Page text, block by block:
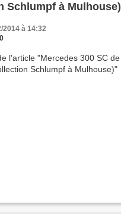
Schlumpf à Mulhouse)
2014 à 14:32